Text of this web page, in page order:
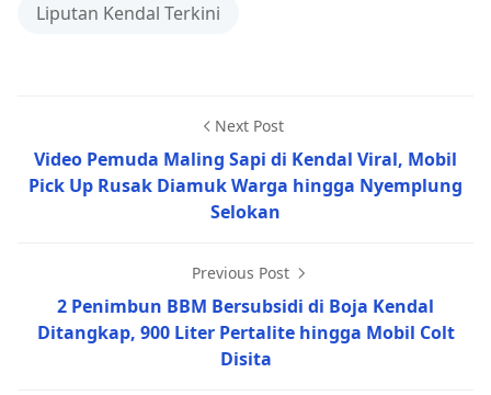
Liputan Kendal Terkini
Next Post
Video Pemuda Maling Sapi di Kendal Viral, Mobil
Pick Up Rusak Diamuk Warga hingga Nyemplung
Selokan
Previous Post
2 Penimbun BBM Bersubsidi di Boja Kendal
Ditangkap, 900 Liter Pertalite hingga Mobil Colt
Disita